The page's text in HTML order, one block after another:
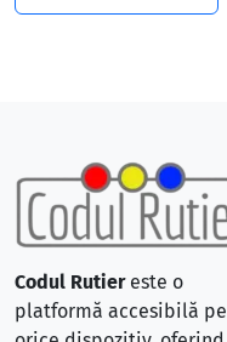
Codul Rutiereste o
platformă accesibilă pe